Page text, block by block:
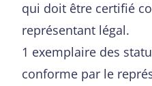
qui doit être certifié
représentant légal.
1 exemplaire des
conforme par le